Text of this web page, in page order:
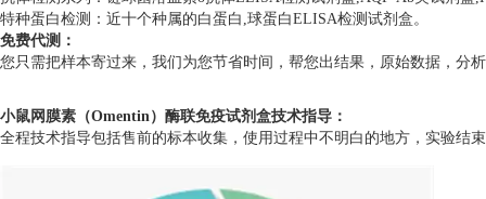
特种蛋白检测：近十个种属的白蛋白,球蛋白ELISA检测试剂盒。
免费代测：
您只需把样本寄过来，我们为您节省时间，帮您出结果，原始数据，分
小鼠网膜素（Omentin）酶联免疫试剂盒技术指导：
全程技术指导包括售前的标本收集，使用过程中不明白的地方，实验结